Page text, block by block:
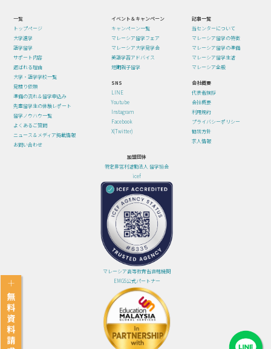
一覧
トップページ
大学進学
語学留学
サポート内容
選ばれる理由
大学・語学学校一覧
見積り依頼
準備の流れ＆留学申込み
先輩留学生の体験レポート
留学ノウハウ一覧
よくあるご質問
ニュース＆メディア掲載情報
お問い合わせ
イベント＆キャンペーン
キャンペーン一覧
マレーシア留学フェア
マレーシア大学見学会
英語学習アドバイス
短期親子留学
記事一覧
当センターについて
マレーシア留学の特徴
マレーシア留学の準備
マレーシア留学生活
マレーシア全般
SNS
LINE
Youtube
Instagram
Facebook
X(Twitter)
会社概要
代表者挨拶
会社概要
利用規約
プライバシーポリシー
勧誘方針
求人情報
加盟団体
特定非営利活動法人 留学協会
icef
マレーシア高等教育省直轄機関
EMGS公式パートナー